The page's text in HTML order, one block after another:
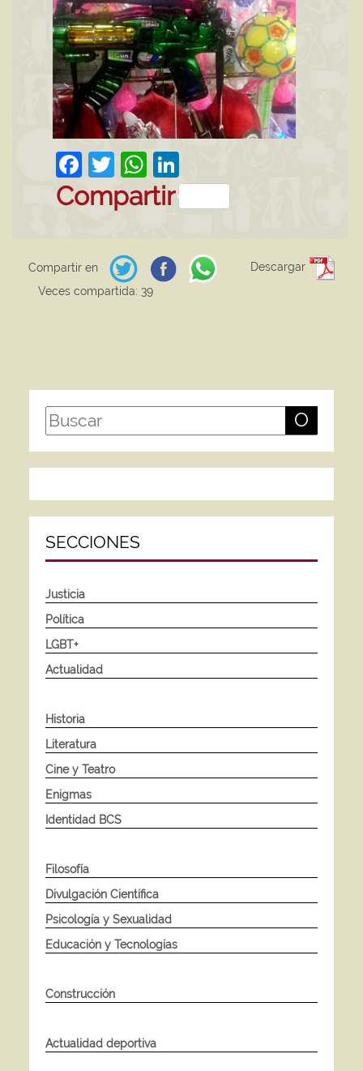
Facebook
TwitterWhatsApp
Compartir
Compartir en
Descargar
Veces compartida: 39
O
SECCIONES
Justicia
Política
LGBT+
Actualidad
Historia
Literatura
Cine y Teatro
Enigmas
Identidad BCS
Filosofía
Divulgación Científica
Psicología y Sexualidad
Educación y Tecnologías
Construcción
Actualidad deportiva